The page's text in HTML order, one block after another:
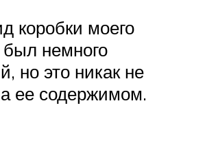
коробки моего
немного
но это никак не
ее содержимом.